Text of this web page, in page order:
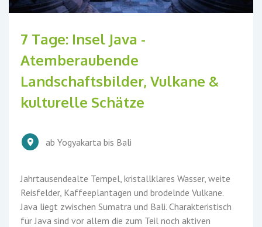
7 Tage: Insel Java -
Atemberaubende
Landschaftsbilder, Vulkane &
kulturelle Schätze
ab Yogyakarta bis Bali
Jahrtausendealte Tempel, kristallklares Wasser, weite
Reisfelder, Kaffeeplantagen und brodelnde Vulkane.
Java liegt zwischen Sumatra und Bali. Charakteristisch
für Java sind vor allem die zum Teil noch aktiven